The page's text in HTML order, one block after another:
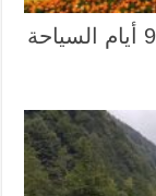
برنامج سياحي في إسطنبول لمدة 9 أيام السياحة